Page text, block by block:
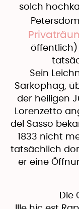
solch
öffentlich)
Sein
Sarkophag,
der heiligen
Lorenzetto
del Sasso
1833 nicht
tatsächlich
er eine
Die